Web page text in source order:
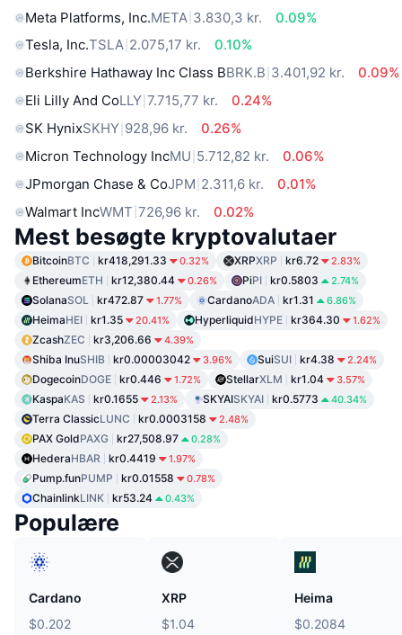
Meta Platforms, Inc.META 3.830,3 kr.
0.09%
Tesla, Inc.TSLA 2.075,17 kr.
0.10%
Berkshire Hathaway Inc Class BBRK.B 3.401,92 kr.
0.09%
Eli Lilly And CoLLY 7.715,77 kr.
0.24%
SK HynixSKHY 928,96 kr.
0.26%
Micron Technology IncMU 5.712,82 kr.
0.06%
JPmorgan Chase & CoJPM 2.311,6 kr.
0.01%
Walmart IncWMT 726,96 kr. 0.02%
Mest besøgte kryptovalutaer
BitcoinBTC kr418,291.33 0.32% XRPXRP kr6.72 2.83%
EthereumETH kr12,380.44 0.26% PiPI kr0.5803 2.74%
SolanaSOL kr472.87 1.77% CardanoADA kr1.31 6.86%
HeimaHEI kr1.35 20.41% HyperliquidHYPE kr364.30 1.62%
ZcashZEC kr3,206.66 4.39%
Shiba InuSHIB kr0.00003042 3.96% SuiSUI kr4.38 2.24%
DogecoinDOGE kr0.446 1.72% StellarXLM kr1.04 3.57%
KaspaKAS kr0.1655 2.13% SKYAISKYAI kr0.5773 40.34%
Terra ClassicLUNC kr0.0003158 2.48%
PAX GoldPAXG kr27,508.97 0.28%
HederaHBAR kr0.4419 1.97%
Pump.funPUMP kr0.01558 0.78%
ChainlinkLINK kr53.24 0.43%
Populære
Cardano
$0.202
XRP
$1.04
Heima
$0.2084